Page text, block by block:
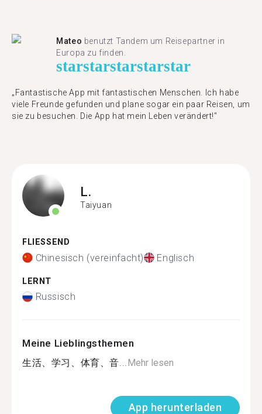
Mateo benutzt Tandem um Reisepartner in
Europa zu finden.
starstarstarstarstar
„Fantastische App mit fantastischen Menschen. Ich habe
viele Freunde gefunden und plane sogar ein paar Reisen, um
sie zu besuchen. Die App hat mein Leben verändert!"
L.
Taiyuan
FLIESSEND
Chinesisch (vereinfacht) Englisch
LERNT
Russisch
Meine Lieblingsthemen
生活、学习、体育、音...Mehr lesen
App herunterladen